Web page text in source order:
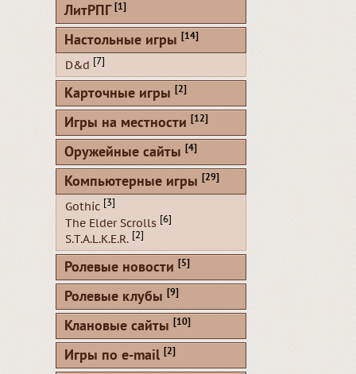
ЛитРПГ [1]
Настольные игры [14]
D&d [7]
Карточные игры [2]
Игры на местности [12]
Оружейные сайты [4]
Компьютерные игры [29]
Gothic [3]
The Elder Scrolls [6]
S.T.A.L.K.E.R. [2]
Ролевые новости [5]
Ролевые клубы [9]
Клановые сайты [10]
Игры по e-mail [2]